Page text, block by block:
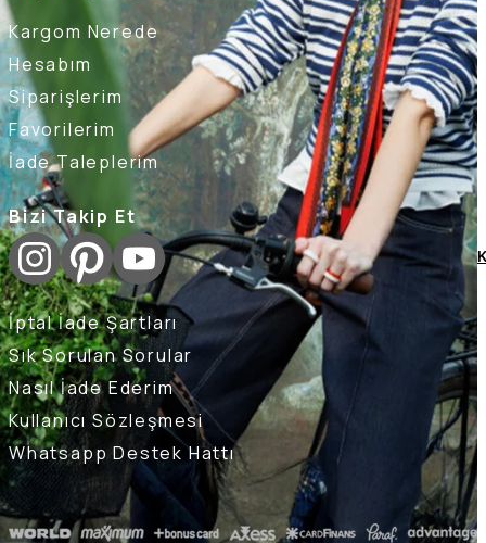
Kargom Nerede
Hesabım
Siparişlerim
Favorilerim
İade Taleplerim
Bizi Takip Et
İptal İade Şartları
Sık Sorulan Sorular
Nasıl İade Ederim
Kullanıcı Sözleşmesi
Whatsapp Destek Hattı